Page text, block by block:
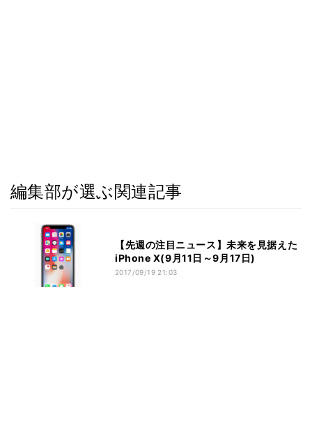
編集部が選ぶ関連記事
【先週の注目ニュース】未来を見据えた
iPhone X(9月11日～9月17日)
2017/09/19 21:03